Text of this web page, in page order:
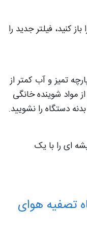
کنید، فیلتر جدید را
تمیز و آب کمتر از
از مواد شوینده خانگی
دستگاه را نشویید.
ای را با یک
تصفیه هوای